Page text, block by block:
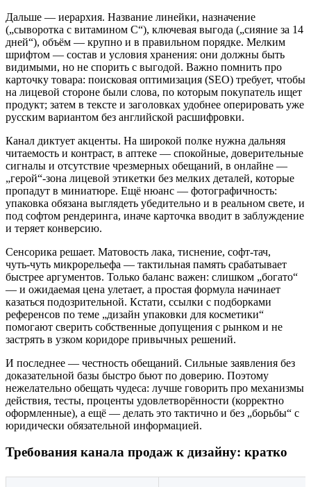
Дальше — иерархия. Название линейки, назначение
(„сыворотка с витамином С“), ключевая выгода („сияние за 14
дней“), объём — крупно и в правильном порядке. Мелким
шрифтом — состав и условия хранения: они должны быть
видимыми, но не спорить с выгодой. Важно помнить про
карточку товара: поисковая оптимизация (SEO) требует, чтобы
на лицевой стороне были слова, по которым покупатель ищет
продукт; затем в тексте и заголовках удобнее оперировать уже
русским вариантом без английской расшифровки.
Канал диктует акценты. На широкой полке нужна дальняя
читаемость и контраст, в аптеке — спокойные, доверительные
сигналы и отсутствие чрезмерных обещаний, в онлайне —
„герой“‑зона лицевой этикетки без мелких деталей, которые
пропадут в миниатюре. Ещё нюанс — фотографичность:
упаковка обязана выглядеть убедительно и в реальном свете, и
под софтом рендеринга, иначе карточка вводит в заблуждение
и теряет конверсию.
Сенсорика решает. Матовость лака, тиснение, софт‑тач,
чуть‑чуть микрорельефа — тактильная память срабатывает
быстрее аргументов. Только баланс важен: слишком „богато“
— и ожидаемая цена улетает, а простая формула начинает
казаться подозрительной. Кстати, ссылки с подборками
референсов по теме „дизайн упаковки для косметики“
помогают сверить собственные допущения с рынком и не
застрять в узком коридоре привычных решений.
И последнее — честность обещаний. Сильные заявления без
доказательной базы быстро бьют по доверию. Поэтому
нежелательно обещать чудеса: лучше говорить про механизмы
действия, тесты, проценты удовлетворённости (корректно
оформленные), а ещё — делать это тактично и без „борьбы“ с
юридически обязательной информацией.
Требования канала продаж к дизайну: кратко